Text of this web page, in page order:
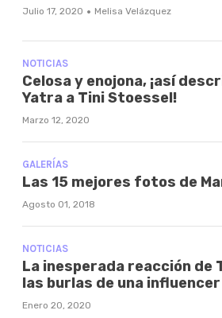
Julio 17, 2020 · Melisa Velázquez
NOTICIAS
Celosa y enojona, ¡así
Yatra a Tini Stoessel!
Marzo 12, 2020
GALERÍAS
Las 15 mejores fotos de
Agosto 01, 2018
NOTICIAS
La inesperada reacción de
las burlas de una influencer
Enero 20, 2020